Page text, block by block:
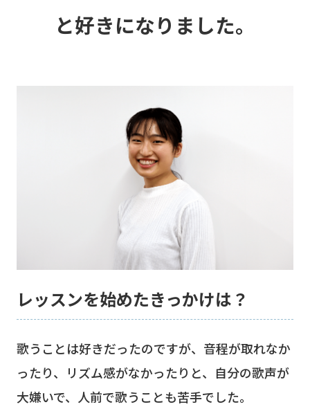
と好きになりました。
レッスンを始めたきっかけは？
歌うことは好きだったのですが、音程が取れなか
ったり、リズム感がなかったりと、自分の歌声が
大嫌いで、人前で歌うことも苦手でした。